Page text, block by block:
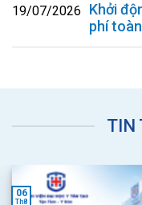
19/07/2026
Khởi
phí
TIN
06
Th8